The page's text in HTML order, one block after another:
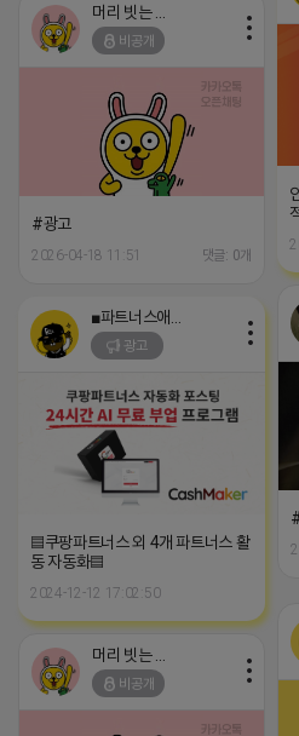
비공개
#광고
2026-04-18 11:51 댓글: 0개
광고
▤쿠팡파트너스 외 4개 파트너스 활
동 자동화▤
2024-12-12 17:02:50
비공개